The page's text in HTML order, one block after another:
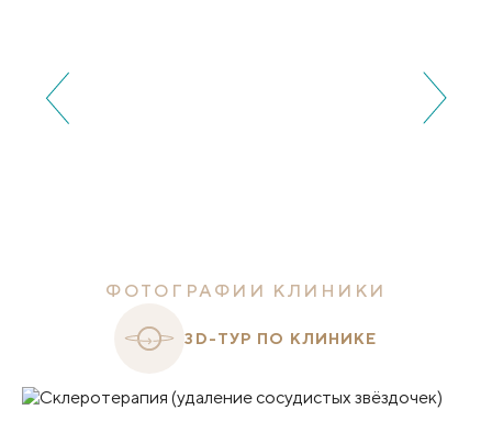
ФОТОГРАФИИ КЛИНИКИ
3D-ТУР ПО КЛИНИКЕ